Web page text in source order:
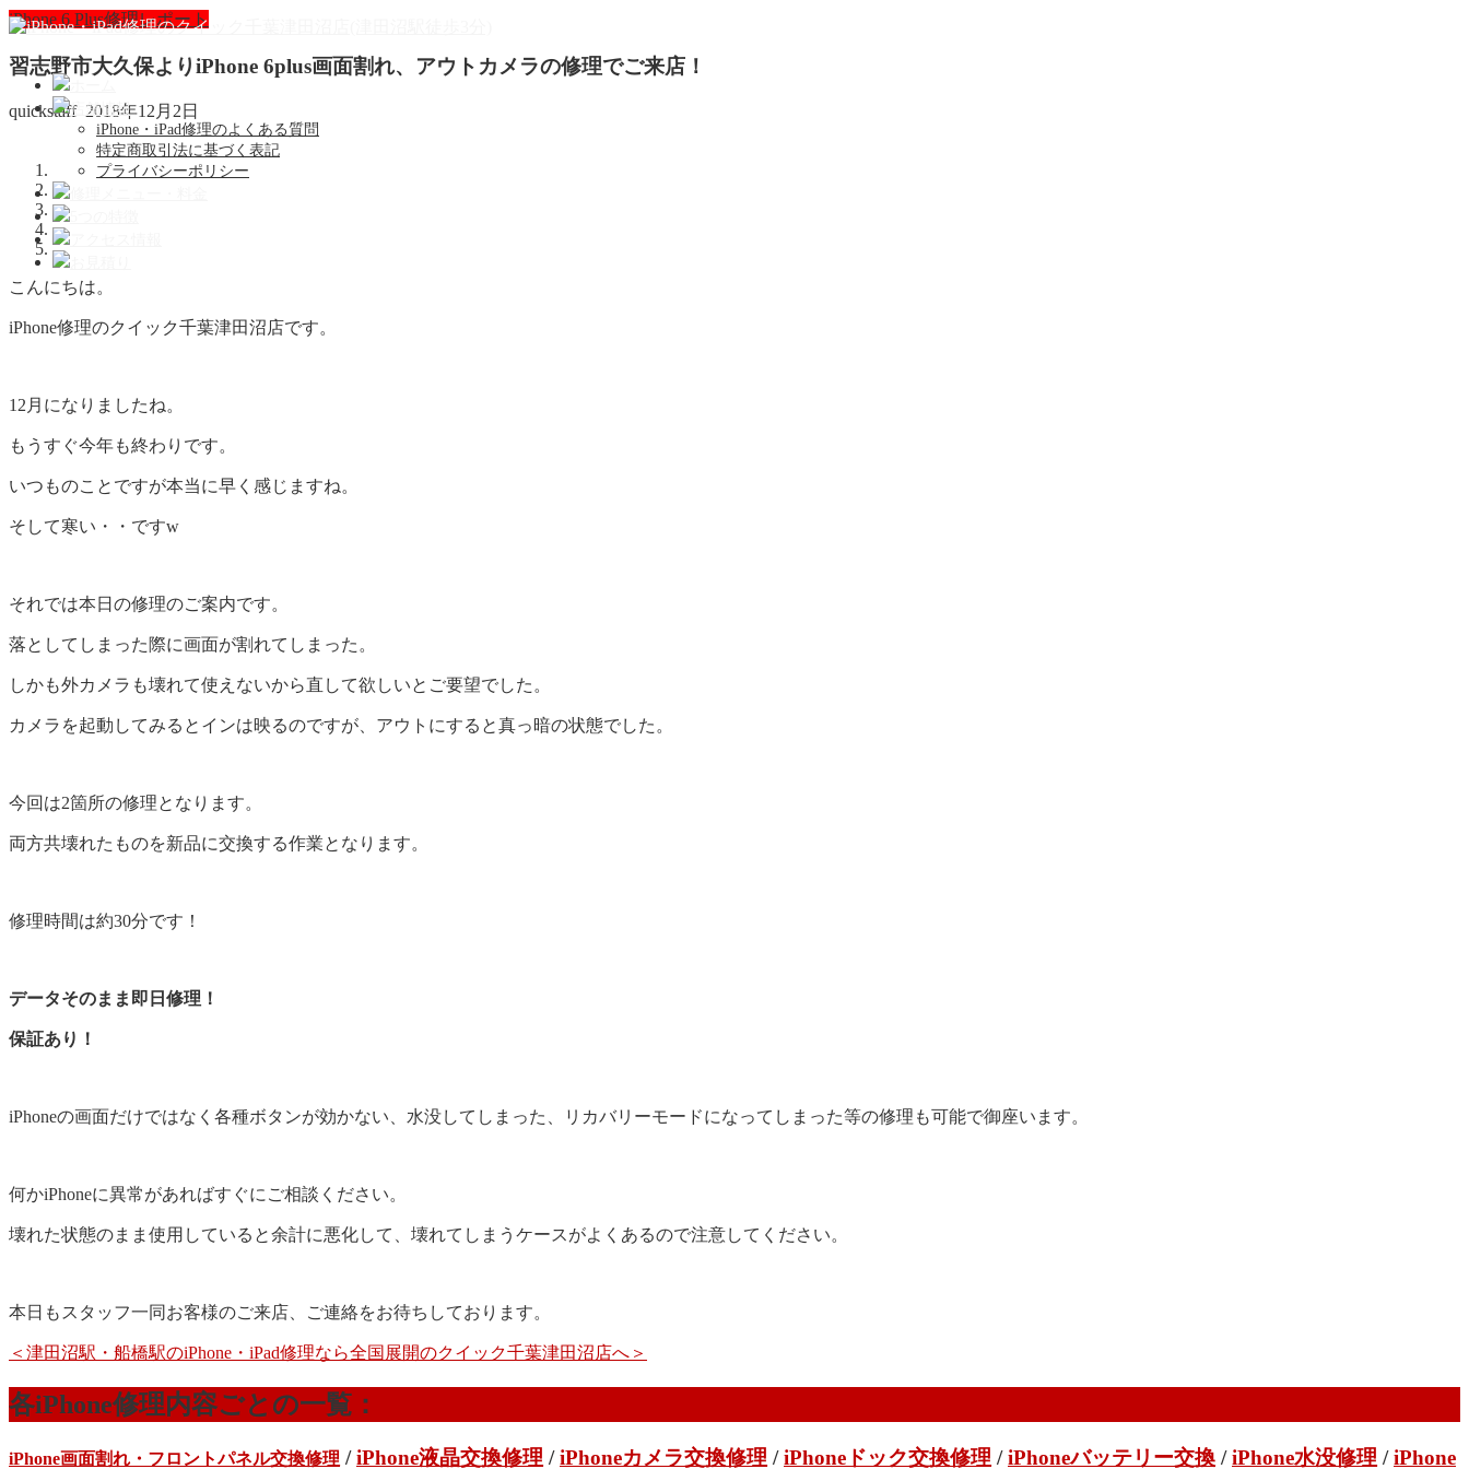
店舗情報
iPhone・iPad修理のよくある質問
特定商取引法に基づく表記
プライバシーポリシー
iPhone 6 Plus修理レポート
習志野市大久保よりiPhone 6plus画面割れ、アウトカメラの修理でご来店！
quickstaff 2018年12月2日
こんにちは。
iPhone修理のクイック千葉津田沼店です。
12月になりましたね。
もうすぐ今年も終わりです。
いつものことですが本当に早く感じますね。
そして寒い・・ですw
それでは本日の修理のご案内です。
落としてしまった際に画面が割れてしまった。
しかも外カメラも壊れて使えないから直して欲しいとご要望でした。
カメラを起動してみるとインは映るのですが、アウトにすると真っ暗の状態でした。
今回は2箇所の修理となります。
両方共壊れたものを新品に交換する作業となります。
修理時間は約30分です！
データそのまま即日修理！
保証あり！
iPhoneの画面だけではなく各種ボタンが効かない、水没してしまった、リカバリーモードになってしまった等の修理も可能で御座います。
何かiPhoneに異常があればすぐにご相談ください。
壊れた状態のまま使用していると余計に悪化して、壊れてしまうケースがよくあるので注意してください。
本日もスタッフ一同お客様のご来店、ご連絡をお待ちしております。
＜津田沼駅・船橋駅のiPhone・iPad修理なら全国展開のクイック千葉津田沼店へ＞
各iPhone修理内容ごとの一覧：
iPhone画面割れ・フロントパネル交換修理 /iPhone液晶交換修理 /iPhoneカメラ交換修理 /iPhoneドック交換修理 /iPhoneバッテリー交換 /iPhone水没修理 /iPhone